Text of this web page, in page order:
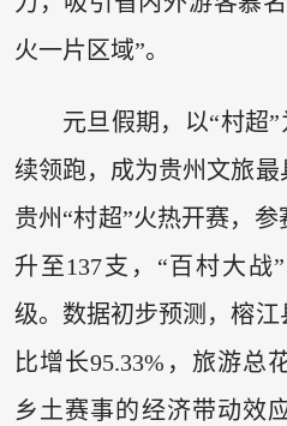
火一片区域”。
元旦假期，以“村超
续领跑，成为贵州文旅
贵州“村超”火热开赛，
升至137支，“百村大战
级。数据初步预测，榕江
比增长95.33%，旅游总
乡土赛事的经济带动效